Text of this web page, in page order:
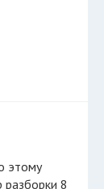
разборки 8